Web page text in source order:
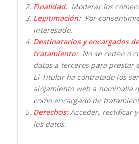
Finalidad:Moderar los
Legitimación:Por
interesado.
Destinatarios y encargados de
tratamiento:No se ceden o
datos a terceros para prestar
El Titular ha contratado los
alojamiento web a nominalia
como encargado de
Derechos:Acceder, rectificar
los datos.